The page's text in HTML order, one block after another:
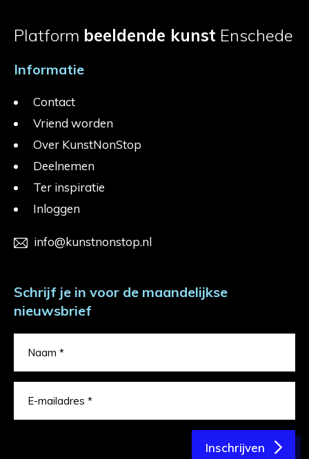
Platform beeldende kunst Enschede
Informatie
Contact
Vriend worden
Over KunstNonStop
Deelnemen
Ter inspiratie
Inloggen
info@kunstnonstop.nl
Schrijf je in voor de maandelijkse
nieuwsbrief
Inschrijven